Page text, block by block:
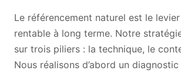
Le référencement naturel est le
rentable à long terme. Notre
sur trois piliers : la technique, le
Nous réalisons d’abord un